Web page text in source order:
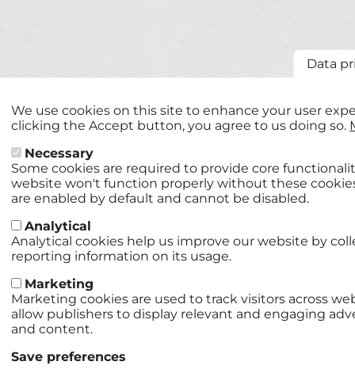
Data
We use cookies on this site to enhance your user
clicking the Accept button, you agree to us doing so.
Necessary
Some cookies are required to provide core
website won't function properly without these
are enabled by default and cannot be disabled.
Analytical
Analytical cookies help us improve our website by
reporting information on its usage.
Marketing
Marketing cookies are used to track visitors across
allow publishers to display relevant and engaging
and content.
Save preferences